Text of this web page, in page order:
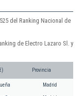
del Ranking Nacional de
de Electro Lazaro Sl. y
Provincia
Madrid